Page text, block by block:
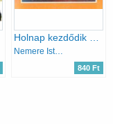
Nemere István
840 Ft